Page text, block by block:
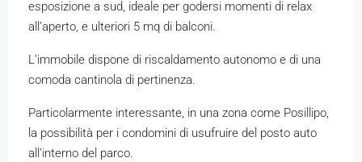
esposizione a sud, ideale per godersi momenti di relax
all’aperto, e ulteriori 5 mq di balconi.
L’immobile dispone di riscaldamento autonomo e di una
comoda cantinola di pertinenza.
Particolarmente interessante, in una zona come Posillipo,
la possibilità per i condomini di usufruire del posto auto
all’interno del parco.